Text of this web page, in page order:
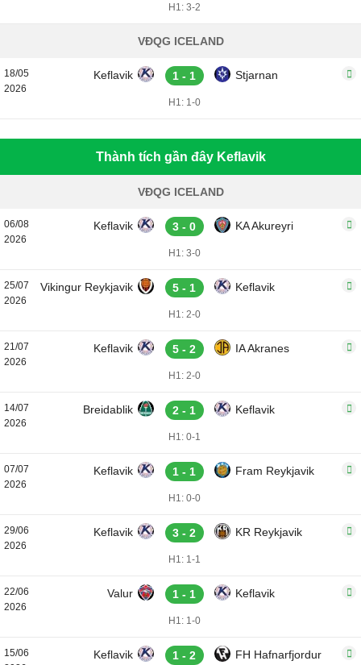
H1: 3-2
VĐQG ICELAND
18/05
2026
Keflavik 1 - 1 Stjarnan
H1: 1-0
Thành tích gần đây Keflavik
VĐQG ICELAND
06/08
2026
Keflavik 3 - 0 KA Akureyri
H1: 3-0
25/07
2026
Vikingur Reykjavik 5 - 1 Keflavik
H1: 2-0
21/07
2026
Keflavik 5 - 2 IA Akranes
H1: 2-0
14/07
2026
Breidablik 2 - 1 Keflavik
H1: 0-1
07/07
2026
Keflavik 1 - 1 Fram Reykjavik
H1: 0-0
29/06
2026
Keflavik 3 - 2 KR Reykjavik
H1: 1-1
22/06
2026
Valur 1 - 1 Keflavik
H1: 1-0
15/06
Keflavik 1 - 2 FH Hafnarfjordur